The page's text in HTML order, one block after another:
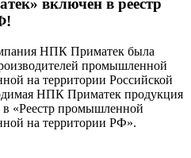
включен в реестр
НПК Приматек была
промышленной
на территории Российской
НПК Приматек продукция
«Реестр промышленной
на территории РФ».